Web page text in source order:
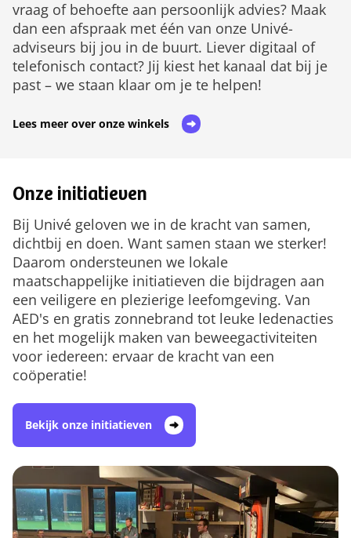
vraag of behoefte aan persoonlijk advies? Maak
dan een afspraak met één van onze Univé-
adviseurs bij jou in de buurt. Liever digitaal of
telefonisch contact? Jij kiest het kanaal dat bij je
past – we staan klaar om je te helpen!
Lees meer over onze winkels
Onze initiatieven
Bij Univé geloven we in de kracht van samen,
dichtbij en doen. Want samen staan we sterker!
Daarom ondersteunen we lokale
maatschappelijke initiatieven die bijdragen aan
een veiligere en plezierige leefomgeving. Van
AED's en gratis zonnebrand tot leuke ledenacties
en het mogelijk maken van beweegactiviteiten
voor iedereen: ervaar de kracht van een
coöperatie!
Bekijk onze initiatieven